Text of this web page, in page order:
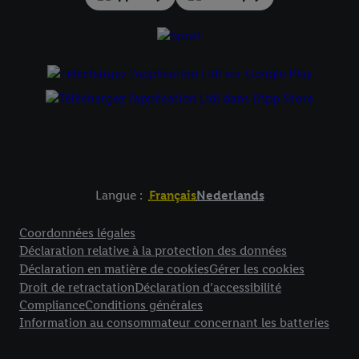
Langue : FrançaisNederlands
Coordonnées légales
Déclaration relative à la protection des données
Déclaration en matière de cookiesGérer les cookies
Droit de retractationDéclaration d’accessibilité
ComplianceConditions générales
Information au consommateur concernant les batteries